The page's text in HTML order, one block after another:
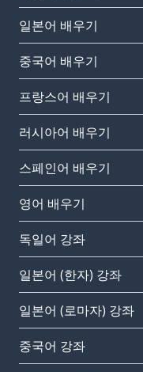
일본어 배우기
중국어 배우기
프랑스어 배우기
러시아어 배우기
스페인어 배우기
영어 배우기
독일어 강좌
일본어 (한자) 강좌
일본어 (로마자) 강좌
중국어 강좌